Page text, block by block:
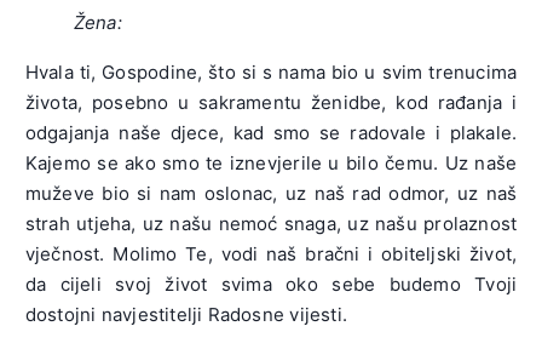
Žena:
Hvala ti, Gospodine, što si s nama bio u svim trenucima
života, posebno u sakramentu ženidbe, kod rađanja i
odgajanja naše djece, kad smo se radovale i plakale.
Kajemo se ako smo te iznevjerile u bilo čemu. Uz naše
muževe bio si nam oslonac, uz naš rad odmor, uz naš
strah utjeha, uz našu nemoć snaga, uz našu prolaznost
vječnost. Molimo Te, vodi naš bračni i obiteljski život,
da cijeli svoj život svima oko sebe budemo Tvoji
dostojni navjestitelji Radosne vijesti.